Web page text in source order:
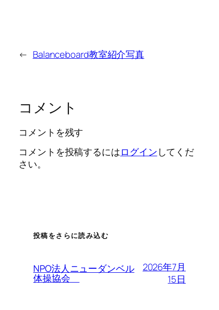
← Balanceboard教室紹介写真
コメント
コメントを残す
コメントを投稿するにはログインしてくだ
さい。
投稿をさらに読み込む
NPO法人ニューダンベル
体操協会
2026年7月
15日